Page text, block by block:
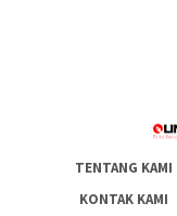
TENTANG KAMI
KONTAK KAMI